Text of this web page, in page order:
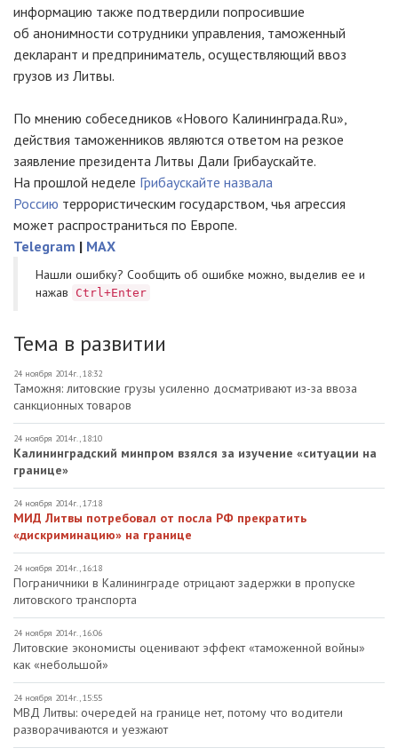
информацию также подтвердили попросившие
об анонимности сотрудники управления, таможенный
декларант и предприниматель, осуществляющий ввоз
грузов из Литвы.
По мнению собеседников «Нового Калининграда.Ru»,
действия таможенников являются ответом на резкое
заявление президента Литвы Дали Грибаускайте.
На прошлой неделе Грибаускайте назвала
Россию террористическим государством, чья агрессия
может распространиться по Европе.
Telegram | MAX
Нашли ошибку? Cообщить об ошибке можно, выделив ее и
нажав
Ctrl+Enter
Тема в развитии
24 ноября 2014г., 18:32
Таможня: литовские грузы усиленно досматривают из-за ввоза
санкционных товаров
24 ноября 2014г., 18:10
Калининградский минпром взялся за изучение «ситуации на
границе»
24 ноября 2014г., 17:18
МИД Литвы потребовал от посла РФ прекратить
«дискриминацию» на границе
24 ноября 2014г., 16:18
Пограничники в Калининграде отрицают задержки в пропуске
литовского транспорта
24 ноября 2014г., 16:06
Литовские экономисты оценивают эффект «таможенной войны»
как «небольшой»
24 ноября 2014г., 15:55
МВД Литвы: очередей на границе нет, потому что водители
разворачиваются и уезжают